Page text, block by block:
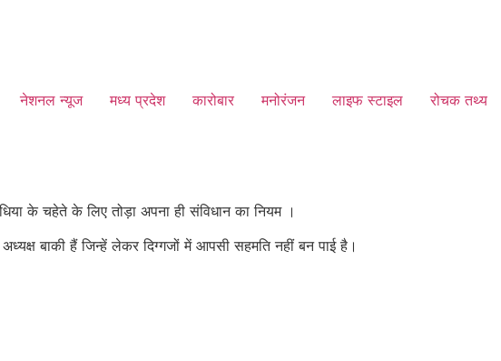
नेशनल न्यूज मध्य प्रदेश कारोबार मनोरंजन लाइफ स्टाइल रोचक तथ्य
के चहेते के लिए तोड़ा अपना ही संविधान का नियम ।
बाकी हैं जिन्हें लेकर दिग्गजों में आपसी सहमति नहीं बन पाई है।